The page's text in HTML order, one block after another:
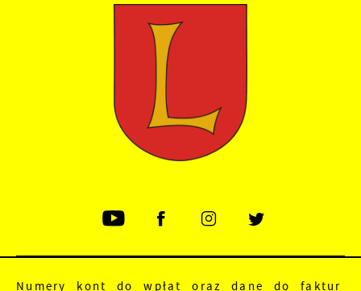
Numery kont do wpłat oraz dane do faktur